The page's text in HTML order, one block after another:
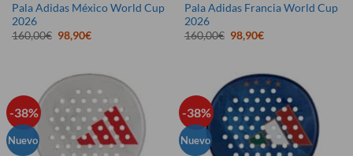
Pala Adidas México World Cup
2026
160,00€ El
precio
160,00€.
98,90€El
98,90€.
Pala Adidas Francia World Cup
2026
160,00€ El
precio
160,00€.
98,90€El
98,90€.
-38%
Nuevo
-38%
Nuevo